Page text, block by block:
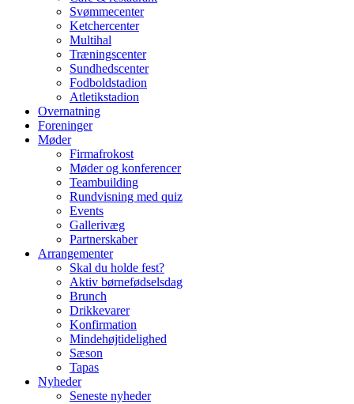
Svømmecenter
Ketchercenter
Multihal
Træningscenter
Sundhedscenter
Fodboldstadion
Atletikstadion
Overnatning
Foreninger
Møder
Firmafrokost
Møder og konferencer
Teambuilding
Rundvisning med quiz
Events
Gallerivæg
Partnerskaber
Arrangementer
Skal du holde fest?
Aktiv børnefødselsdag
Brunch
Drikkevarer
Konfirmation
Mindehøjtidelighed
Sæson
Tapas
Nyheder
Seneste nyheder